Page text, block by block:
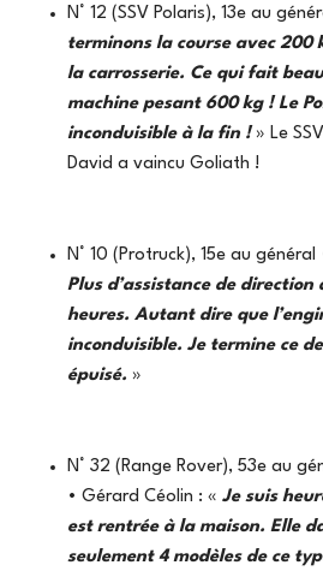
N° 12 (SSV Polaris), 13e au
terminons la course avec 200
la carrosserie. Ce qui fait
machine pesant 600 kg ! Le
inconduisible à la fin ! » Le
David a vaincu Goliath !
N° 10 (Protruck), 15e au
Plus d’assistance de direction
heures. Autant dire que
inconduisible. Je termine ce
épuisé. »
N° 32 (Range Rover), 53e au
• Gérard Céolin : « Je suis
est rentrée à la maison. Elle
seulement 4 modèles de ce